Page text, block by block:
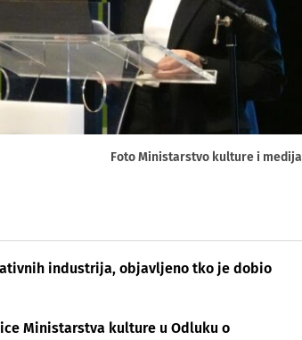
Foto Ministarstvo kulture i medija
industrija, objavljeno tko je dobio
Ministarstva kulture u Odluku o